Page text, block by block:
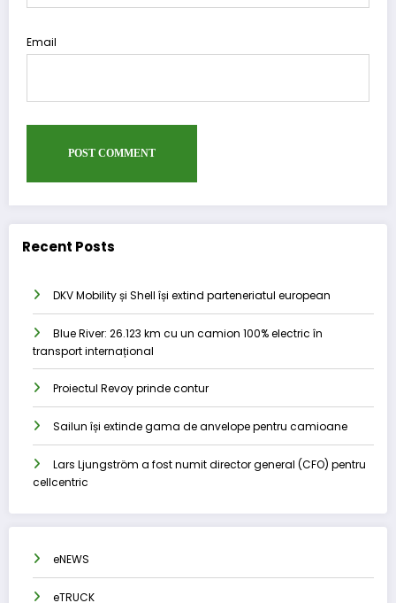
Email
Recent Posts
DKV Mobility și Shell își extind parteneriatul european
Blue River: 26.123 km cu un camion 100% electric în
transport internațional
Proiectul Revoy prinde contur
Sailun își extinde gama de anvelope pentru camioane
Lars Ljungström a fost numit director general (CFO) pentru
cellcentric
eNEWS
eTRUCK